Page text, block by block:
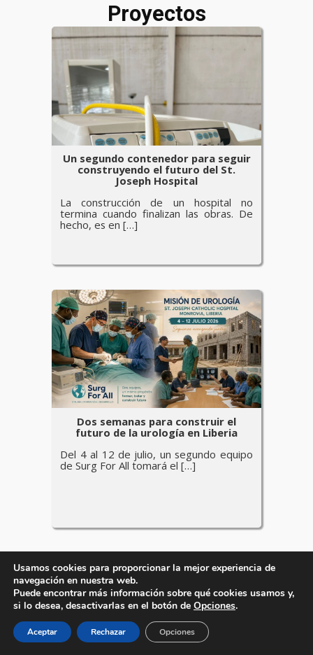
Proyectos
Un segundo contenedor para seguir
construyendo el futuro del St.
Joseph Hospital
La construcción de un hospital no
termina cuando finalizan las obras. De
hecho, es en […]
Dos semanas para construir el
futuro de la urología en Liberia
Del 4 al 12 de julio, un segundo equipo
de Surg For All tomará el […]
Usamos cookies para proporcionar la mejor experiencia de
navegación en nuestra web.
Puede encontrar más información sobre qué cookies usamos y,
si lo desea, desactivarlas en el botón de Opciones.
Aceptar Rechazar Opciones